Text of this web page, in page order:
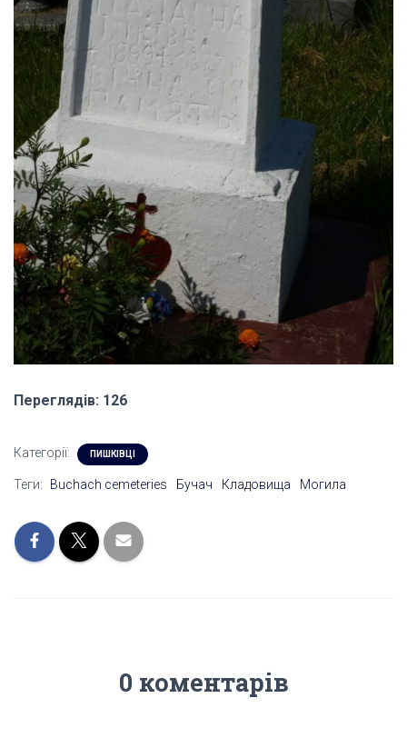
Переглядів: 126
Категорії: ПИШКІВЦІ
Теги: Buchach cemeteries Бучач Кладовища Могила
0 коментарів